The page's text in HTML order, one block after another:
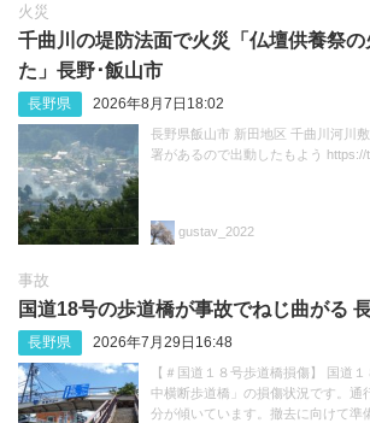
火災
千曲川の堤防法面で火災「仏壇供養祭
た」長野･飯山市
長野県 2026年8月7日18:02
長野県飯山市 新田地区 千曲川河川
署があるので出動したもよう https://
gustav_2022
事故
国道18号の歩道橋が事故でねじ曲がる
長野県 2026年7月29日16:48
【＃国道１８号歩道橋損傷】 国道
中横断歩道橋」の損傷状況です。通
分が傾いています。撤去に向けて準